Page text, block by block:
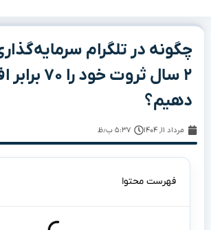
چگونه در تلگرام
۲ سال ثروت خود
دهیم؟
مرداد ۱۱, ۱۴۰۴ ۵:۳۷ ب٫ظ
فهرست محتوا